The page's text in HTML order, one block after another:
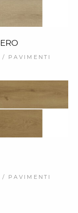
PAVIMENTI
PAVIMENTI